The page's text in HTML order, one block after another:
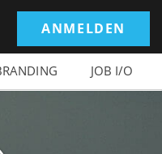
ANMELDEN
JOB I/O